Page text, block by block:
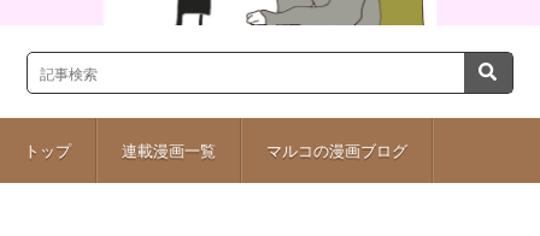
トップ 連載漫画一覧 マルコの漫画ブログ